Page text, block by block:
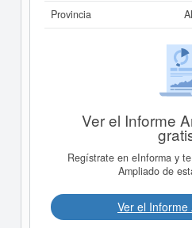
Provincia
Ver el Informe
Regístrate en eInforma y
Ampliado de
Ver el Informe